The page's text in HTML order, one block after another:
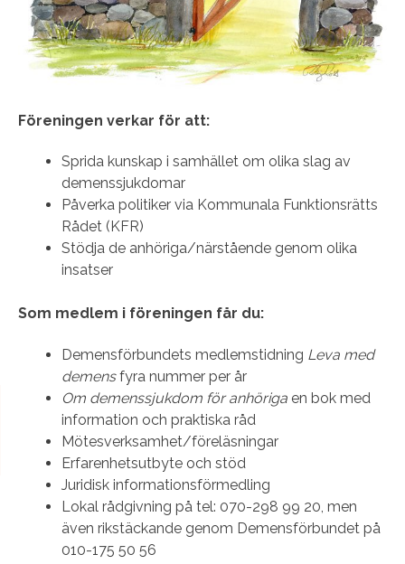
Föreningen verkar för att:
Sprida kunskap i samhället om olika slag av
demenssjukdomar
Påverka politiker via Kommunala Funktionsrätts
Rådet (KFR)
Stödja de anhöriga/närstående genom olika
insatser
Som medlem i föreningen får du:
Demensförbundets medlemstidning Leva med
demensfyra nummer per år
Om demenssjukdom för anhöriga en bok med
information och praktiska råd
Mötesverksamhet/föreläsningar
Erfarenhetsutbyte och stöd
Juridisk informationsförmedling
Lokal rådgivning på tel: 070-298 99 20, men
även rikstäckande genom Demensförbundet på
010-175 50 56